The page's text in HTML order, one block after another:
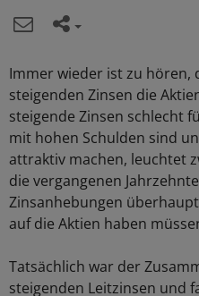
Immer wieder ist zu hören,
steigenden Zinsen die
steigende Zinsen schlecht
mit hohen Schulden sind
attraktiv machen, leuchtet
die vergangenen
Zinsanhebungen
auf die Aktien haben
Tatsächlich war der
steigenden Leitzinsen und